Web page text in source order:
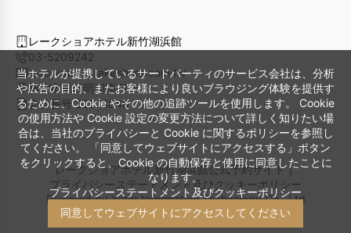
当ホテルが提携しているサードパーティのサービス会社は、分析
や広告の目的、またお客様により良いブラウジング体験を提供す
るために、Cookie やその他の追跡ツールを使用します。 Cookie
の使用方法や Cookie 設定の変更方法について詳しく知りたい場
合は、当社のプライバシーと Cookie に関するポリシーを参照し
てください。 「同意してウェブサイトにアクセスする」ボタン
をクリックすると、Cookie の自動保存と使用に同意したことに
なります。
プライバシーステートメント及びクッキーポリシー
同意してウェブサイトにアクセスしてください
レークショアホテル新竹湖浜館
03-5209242
reservation@lakeshore.com.tw
新竹市東区明湖路773号
会社番号 23513848
レークショアホテル新竹湖浜館公式予約サイト｜
プライバシーステートメント及びクッキーポリシー
Powered byYotor Information Technology Co., Ltd
© 2014-2026 All Rights Reserved.